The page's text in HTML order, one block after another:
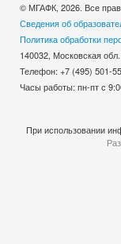
© МГАФК, 2026. Все
Сведения об
Политика обработки
140032, Московская
Телефон: +7 (495)
Часы работы: пн-пт с
При использовании